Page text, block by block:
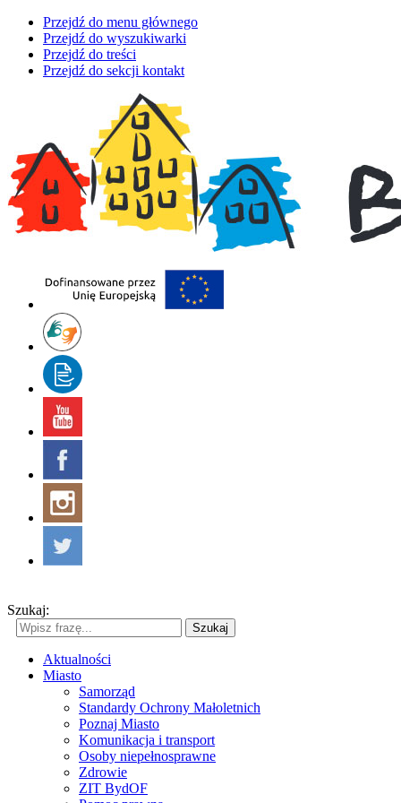
Przejdź do menu głównego
Przejdź do wyszukiwarki
Przejdź do treści
Przejdź do sekcji kontakt
Szukaj:
Szukaj
Aktualności
Miasto
Samorząd
Standardy Ochrony Małoletnich
Poznaj Miasto
Komunikacja i transport
Osoby niepełnosprawne
Zdrowie
ZIT BydOF